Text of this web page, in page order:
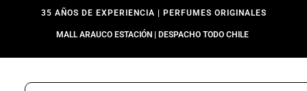
35 AÑOS DE EXPERIENCIA | PERFUMES ORIGINALES
MALL ARAUCO ESTACIÓN | DESPACHO TODO CHILE